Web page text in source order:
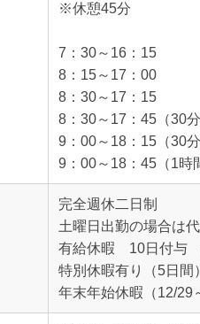
※休憩45分
7：30～16：15
8：15～17：00
8：30～17：15
8：30～17：45（30分
9：00～18：15（30分
9：00～18：45（1時
完全週休二日制
土曜日出勤の場合は
有給休暇 10日付与
特別休暇有り（5日間）
年末年始休暇（12/29